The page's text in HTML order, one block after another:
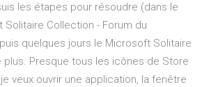
les étapes pour résoudre (dans le
Collection - Forum du
quelques jours le Microsoft Solitaire
plus. Presque tous les icônes de Store
veux ouvrir une application, la fenêtre